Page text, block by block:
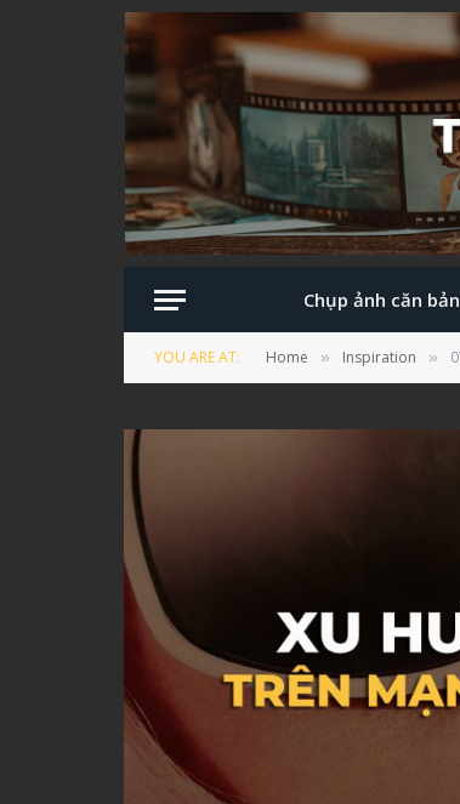
Chụp ảnh căn bản
YOU ARE AT: Home » Inspiration »